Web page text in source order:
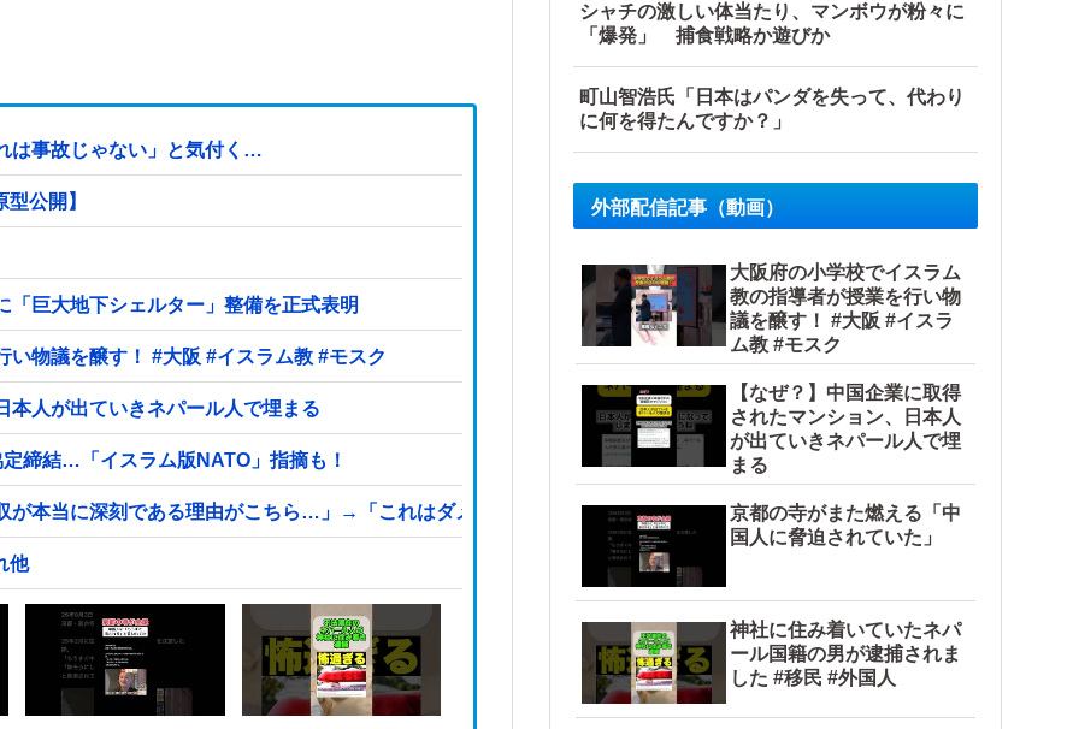
は事故じゃない」と気付く…
公開】
巨大地下シェルター」整備を正式表明
大阪府の小学校でイスラム教の指導者が授業を行い物議を醸す！ #大阪 #イスラム教 #モスク
本人が出ていきネパール人で埋まる
締結…「イスラム版NATO」指摘も！
が本当に深刻である理由がこちら…」→「これはダメなやつ…（ブルブル」＝韓国の反応
他
シャチの激しい体当たり、マンボウが粉々に
「爆発」 捕食戦略か遊びか
町山智浩氏「日本はパンダを失って、代わり
に何を得たんですか？」
外部配信記事（動画）
大阪府の小学校でイスラム
教の指導者が授業を行い物
議を醸す！ #大阪 #イスラ
ム教 #モスク
【なぜ？】中国企業に取得
されたマンション、日本人
が出ていきネパール人で埋
まる
京都の寺がまた燃える「中
国人に脅迫されていた」
神社に住み着いていたネパ
ール国籍の男が逮捕されま
した #移民 #外国人